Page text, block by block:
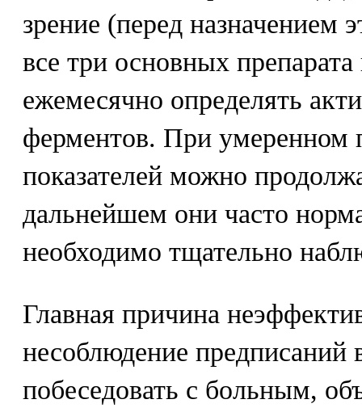
зрение (перед назначением
все три основных
ежемесячно определять
ферментов. При умеренном
показателей можно
дальнейшем они часто
необходимо тщательно
Главная причина
несоблюдение предписаний
побеседовать с больным,